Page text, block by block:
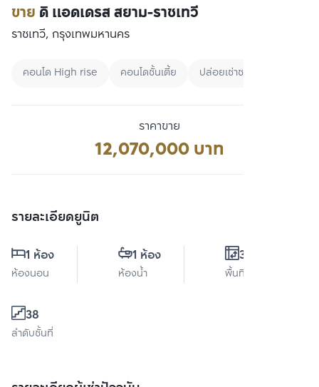
ขาย ดิ แอดเดรส สยาม-ราชเทวี
ราชเทวี, กรุงเทพมหานคร
คอนโด High rise คอนโดชั้นเตี้ย ปล่อยเช่าชาวต่างชาติ
ราคาขาย
12,070,000 บาท
รายละเอียดยูนิต
1 ห้อง
ห้องนอน
1 ห้อง
ห้องน้ำ
35 ตร.ม.
พื้นที่ใช้สอย
38
ลำดับชั้นที่